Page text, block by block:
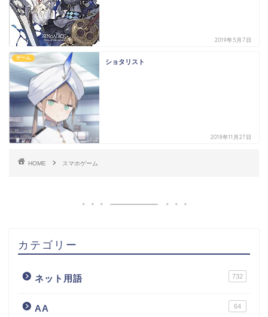
2019年5月7日
ゲーム
ショタリスト
2018年11月27日
HOME スマホゲーム
カテゴリー
ネット用語 732
AA 64